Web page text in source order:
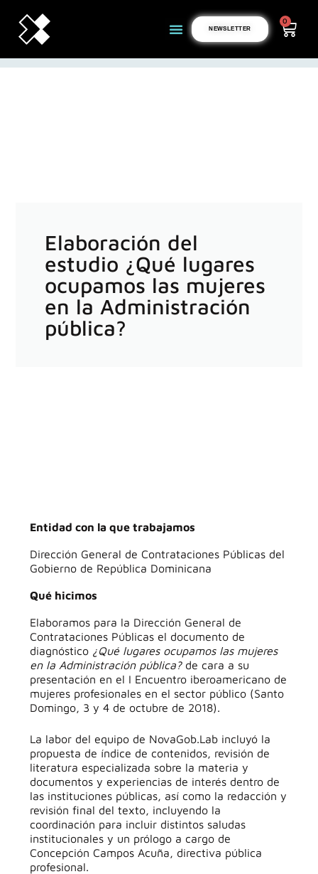
NEWSLETTER
0
Elaboración del
estudio ¿Qué lugares
ocupamos las mujeres
en la Administración
pública?
Entidad con la que trabajamos
Dirección General de Contrataciones Públicas del
Gobierno de República Dominicana
Qué hicimos
Elaboramos para la Dirección General de
Contrataciones Públicas el documento de
diagnóstico ¿Qué lugares ocupamos las mujeres
en la Administración pública? de cara a su
presentación en el I Encuentro iberoamericano de
mujeres profesionales en el sector público (Santo
Domingo, 3 y 4 de octubre de 2018).
La labor del equipo de NovaGob.Lab incluyó la
propuesta de índice de contenidos, revisión de
literatura especializada sobre la materia y
documentos y experiencias de interés dentro de
las instituciones públicas, así como la redacción y
revisión final del texto, incluyendo la
coordinación para incluir distintos saludas
institucionales y un prólogo a cargo de
Concepción Campos Acuña, directiva pública
profesional.